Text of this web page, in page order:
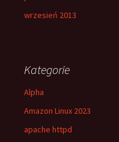
wrzesień 2013
Kategorie
Alpha
Amazon Linux 2023
apache httpd